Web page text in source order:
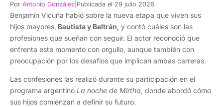
Por Antonio González Publicada el 29 julio 2026
Benjamín Vicuña habló sobre la nueva etapa que viven sus
hijos mayores, Bautista y Beltrán, y contó cuáles son las
profesiones que sueñan con seguir. El actor reconoció que
enfrenta este momento con orgullo, aunque también con
preocupación por los desafíos que implican ambas carreras.
Las confesiones las realizó durante su participación en el
programa argentino La noche de Mirtha, donde abordó cómo
sus hijos comienzan a definir su futuro.